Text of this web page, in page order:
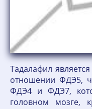
Тадалафил
отношении ФДЭ5,
ФДЭ4 и ФДЭ7,
головном мозге,